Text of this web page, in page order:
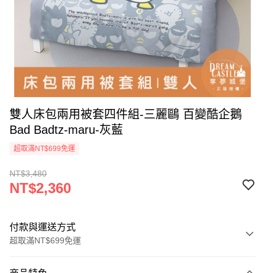
雙人床包兩用被套四件組-三麗鷗 百變酷企鵝
Bad Badtz-maru-灰藍
超取滿NT$699免運
NT$3,480
NT$2,360
付款與運送方式
超取滿NT$699免運